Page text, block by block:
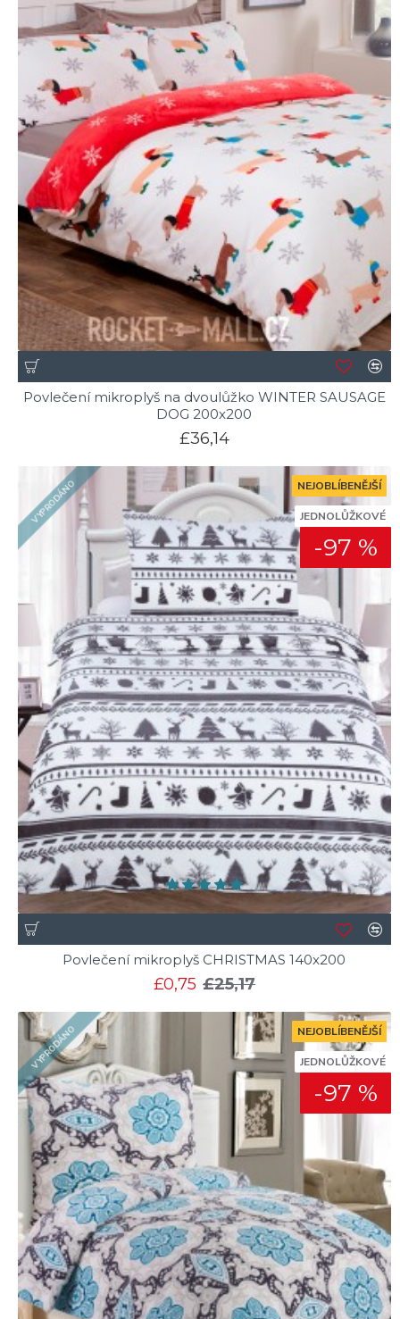
Povlečení mikroplyš na dvoulůžko WINTER SAUSAGE
DOG 200x200
£36,14
NEJOBLÍBENĚJŠÍ
JEDNOLŮŽKOVÉ
-97 %
VYPRODÁNO
Povlečení mikroplyš CHRISTMAS 140x200
£0,75 £25,17
NEJOBLÍBENĚJŠÍ
JEDNOLŮŽKOVÉ
-97 %
VYPRODÁNO